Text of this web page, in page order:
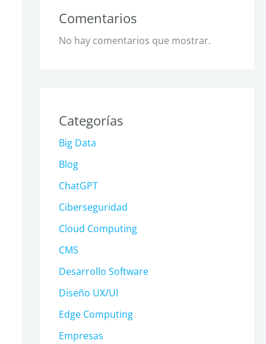
Comentarios
No hay comentarios que mostrar.
Categorías
Big Data
Blog
ChatGPT
Ciberseguridad
Cloud Computing
CMS
Desarrollo Software
Diseño UX/UI
Edge Computing
Empresas